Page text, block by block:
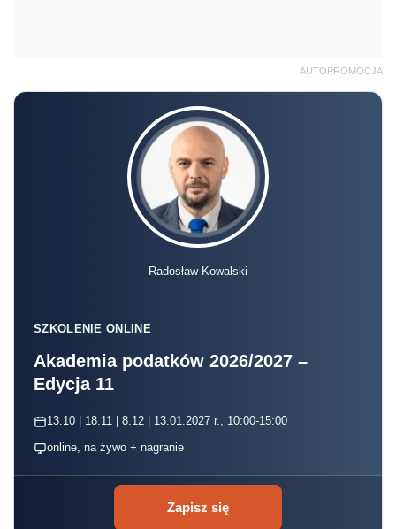
AUTOPROMOCJA
Radosław Kowalski
SZKOLENIE ONLINE
Akademia podatków 2026/2027 –
Edycja 11
13.10 | 18.11 | 8.12 | 13.01.2027 r., 10:00-15:00
online, na żywo + nagranie
Zapisz się